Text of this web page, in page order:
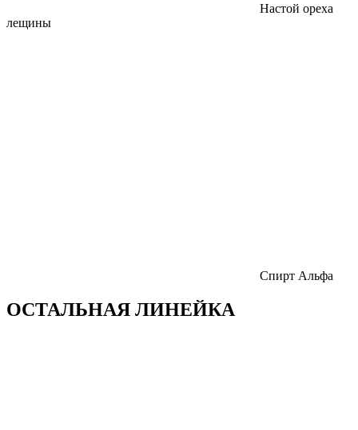
Настой ореха
лещины
Спирт Альфа
ОСТАЛЬНАЯ ЛИНЕЙКА